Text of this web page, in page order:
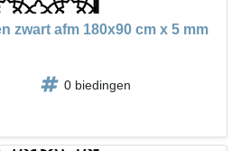
zwart afm 180x90 cm x 5 mm
0 biedingen